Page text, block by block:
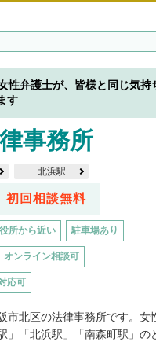
性弁護士が、皆様と同じ気持
す
事務所
北浜駅
初回相談無料
役所から近い 駐車場あり
オンライン相談可
応可
市北区の法律事務所です。女
」「北浜駅」「南森町駅」の